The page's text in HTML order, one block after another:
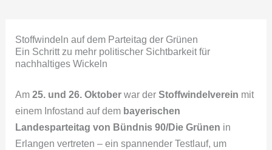
Stoffwindeln auf dem Parteitag der Grünen
Ein Schritt zu mehr politischer Sichtbarkeit für
nachhaltiges Wickeln
Am 25. und 26. Oktoberwar der Stoffwindelverein mit
einem Infostand auf dem bayerischen
Landesparteitag von Bündnis 90/Die Grünen in
Erlangen vertreten – ein spannender Testlauf, um